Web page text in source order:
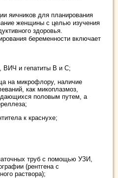
яичников для планирования
женщины с целью изучения
здоровья.
беременности включает
ВИЧ и гепатиты В и С;
на микрофлору, наличие
как микоплазмоз,
половым путем, а
к краснухе;
труб с помощью УЗИ,
(рентгена с
раствора);